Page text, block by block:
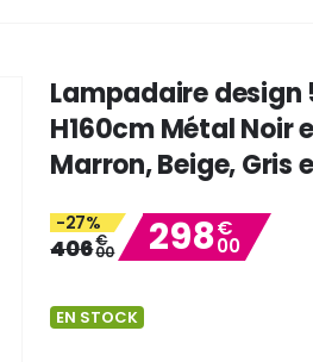
Lampadaire design
H160cm Métal Noir
Marron, Beige, Gris
-27%
406€
00 298€
00
EN STOCK